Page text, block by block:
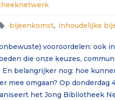
bijeenkomst, inhoudelijke
vooroordelen: ook
die onze keuzes,
En belangrijker nog: hoe
mee omgaan? Op donderdag
het Jong Bibliotheek